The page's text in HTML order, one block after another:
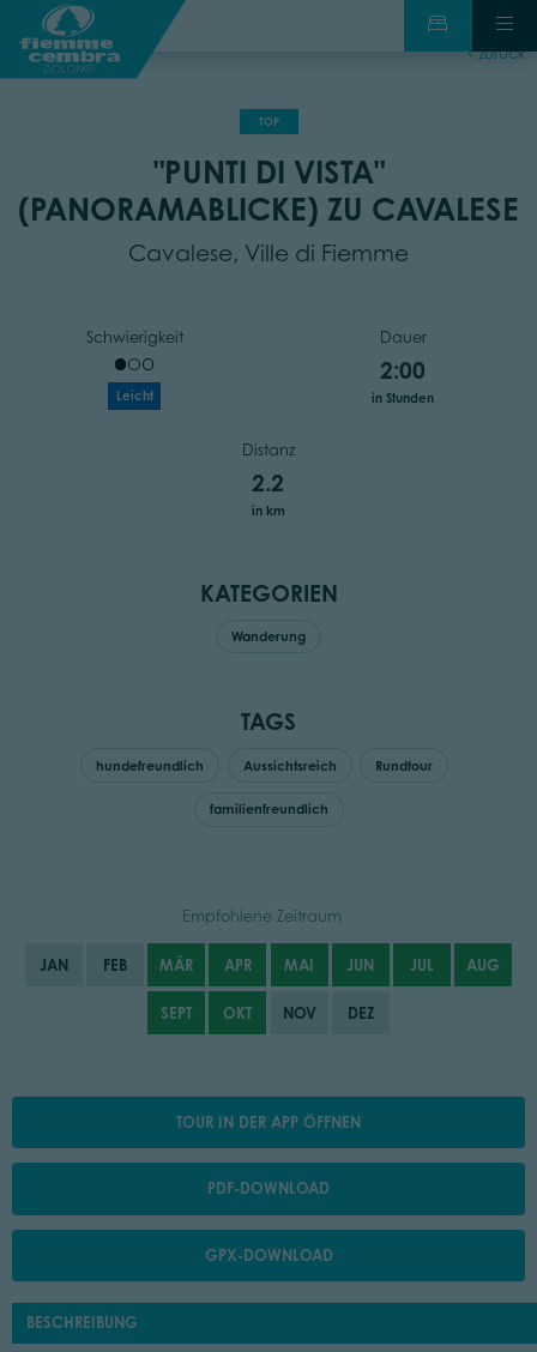
zurück
TOP
"PUNTI DI VISTA"
(PANORAMABLICKE) ZU CAVALESE
Cavalese, Ville di Fiemme
Schwierigkeit
Leicht
Dauer
2:00
in Stunden
Distanz
2.2
in km
KATEGORIEN
Wanderung
TAGS
hundefreundlich Aussichtsreich Rundtour
familienfreundlich
Empfohlene Zeitraum
JAN FEB MÄR APR MAI JUN JUL AUG
SEPT OKT NOV DEZ
TOUR IN DER APP ÖFFNEN
PDF-DOWNLOAD
GPX-DOWNLOAD
BESCHREIBUNG